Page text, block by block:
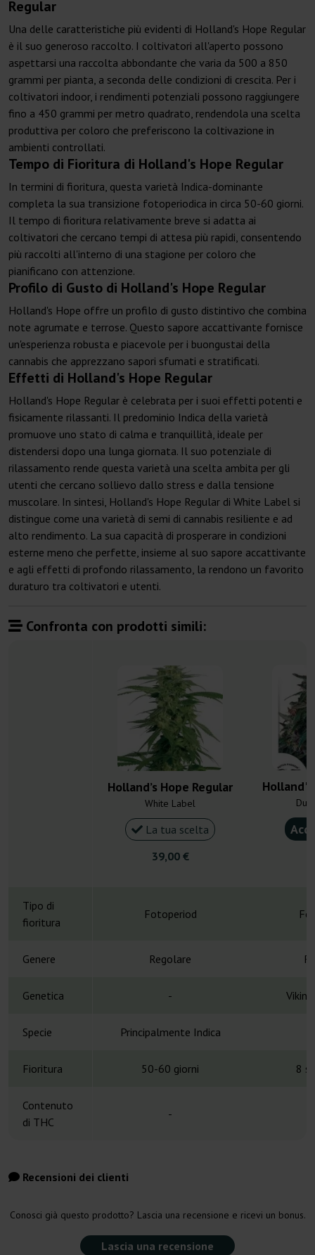
Regular
Una delle caratteristiche più evidenti di Holland's Hope Regular
è il suo generoso raccolto. I coltivatori all'aperto possono
aspettarsi una raccolta abbondante che varia da 500 a 850
grammi per pianta, a seconda delle condizioni di crescita. Per i
coltivatori indoor, i rendimenti potenziali possono raggiungere
fino a 450 grammi per metro quadrato, rendendola una scelta
produttiva per coloro che preferiscono la coltivazione in
ambienti controllati.
Tempo di Fioritura di Holland's Hope Regular
In termini di fioritura, questa varietà Indica-dominante
completa la sua transizione fotoperiodica in circa 50-60 giorni.
Il tempo di fioritura relativamente breve si adatta ai
coltivatori che cercano tempi di attesa più rapidi, consentendo
più raccolti all'interno di una stagione per coloro che
pianificano con attenzione.
Profilo di Gusto di Holland's Hope Regular
Holland's Hope offre un profilo di gusto distintivo che combina
note agrumate e terrose. Questo sapore accattivante fornisce
un'esperienza robusta e piacevole per i buongustai della
cannabis che apprezzano sapori sfumati e stratificati.
Effetti di Holland's Hope Regular
Holland's Hope Regular è celebrata per i suoi effetti potenti e
fisicamente rilassanti. Il predominio Indica della varietà
promuove uno stato di calma e tranquillità, ideale per
distendersi dopo una lunga giornata. Il suo potenziale di
rilassamento rende questa varietà una scelta ambita per gli
utenti che cercano sollievo dallo stress e dalla tensione
muscolare. In sintesi, Holland's Hope Regular di White Label si
distingue come una varietà di semi di cannabis resiliente e ad
alto rendimento. La sua capacità di prosperare in condizioni
esterne meno che perfette, insieme al suo sapore accattivante
e agli effetti di profondo rilassamento, la rendono un favorito
duraturo tra coltivatori e utenti.
Confronta con prodotti simili:
Holland’s Hope Regular
White Label
La tua scelta
39,00 €
Holland's
Tipo di
fioritura
Fotoperiod
Genere Regolare
Genetica -
Specie Principalmente Indica
Fioritura 50-60 giorni 8
Contenuto
di THC
-
Recensioni dei clienti
Conosci già questo prodotto? Lascia una recensione e ricevi un bonus.
Lascia una recensione